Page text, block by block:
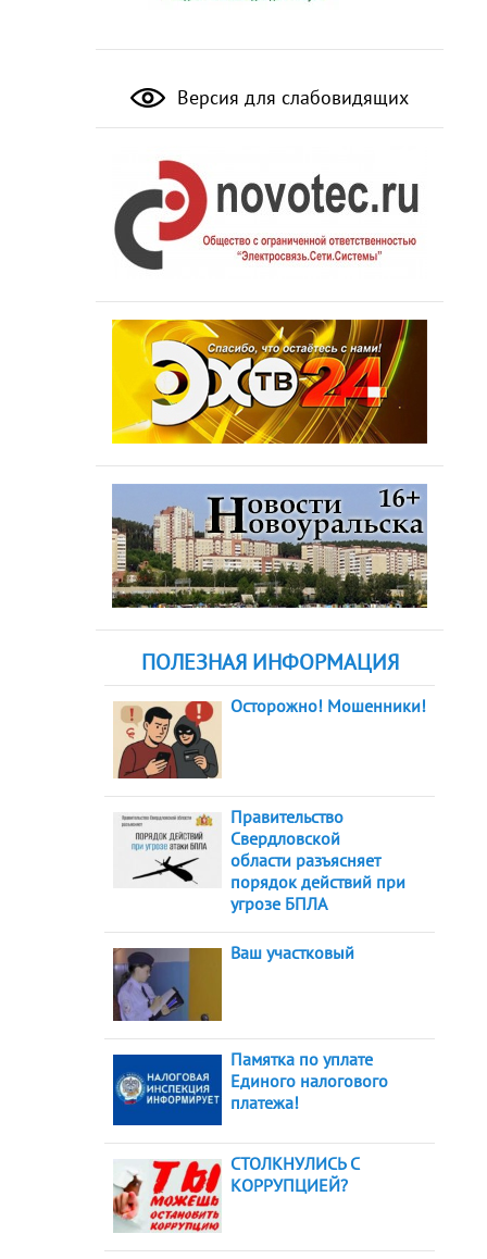
Версия для слабовидящих
ПОЛЕЗНАЯ ИНФОРМАЦИЯ
Осторожно! Мошенники!
Правительство
Свердловской
области разъясняет
порядок действий при
угрозе БПЛА
Ваш участковый
Памятка по уплате
Единого налогового
платежа!
СТОЛКНУЛИСЬ С
КОРРУПЦИЕЙ?